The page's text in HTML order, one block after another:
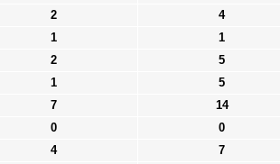
2 4
1 1
2 5
1 5
7 14
0 0
4 7